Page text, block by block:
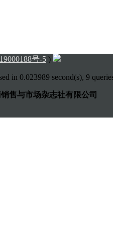
号-5 )
in 0.023989 second(s), 9
售与市场杂志社有限公司